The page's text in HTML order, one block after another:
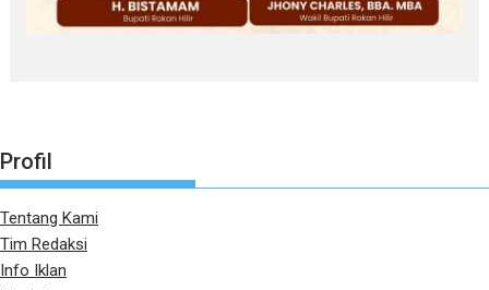
Profil
Tentang Kami
Tim Redaksi
Info Iklan